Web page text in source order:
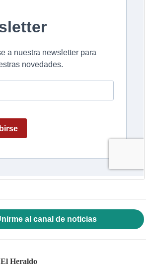
al canal de noticias
Heraldo